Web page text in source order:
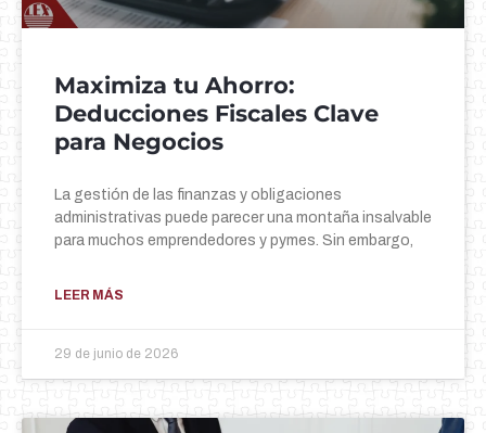
Maximiza tu Ahorro:
Deducciones Fiscales Clave
para Negocios
La gestión de las finanzas y obligaciones
administrativas puede parecer una montaña insalvable
para muchos emprendedores y pymes. Sin embargo,
LEER MÁS
29 de junio de 2026